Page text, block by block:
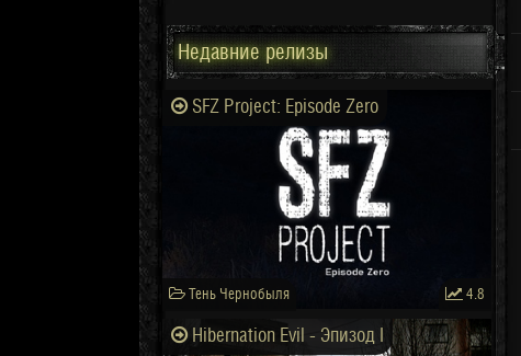
Недавние релизы
SFZ Project: Episode Zero
Тень Чернобыля 4.8
Hibernation Evil - Эпизод I